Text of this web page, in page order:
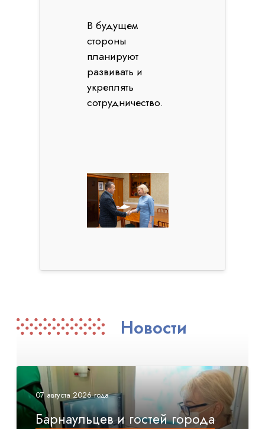
В будущем
стороны
планируют
развивать и
укреплять
сотрудничество.
Новости
07 августа 2026 года
Барнаульцев и гостей города